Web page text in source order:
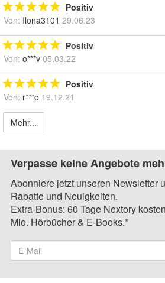
Positiv
Von: Ilona3101 29.06.23
Positiv
Von: o***v 05.03.22
Positiv
Von: r***o 19.12.21
Mehr...
Verpasse keine Angebote
Abonniere jetzt unseren Newsletter
Rabatte und Neuigkeiten.
Extra-Bonus: 60 Tage Nextory
Mio. Hörbücher & E-Books.*